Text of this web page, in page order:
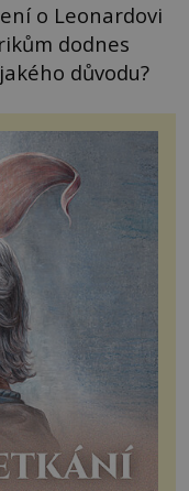
o Leonardovi
dodnes
důvodu?